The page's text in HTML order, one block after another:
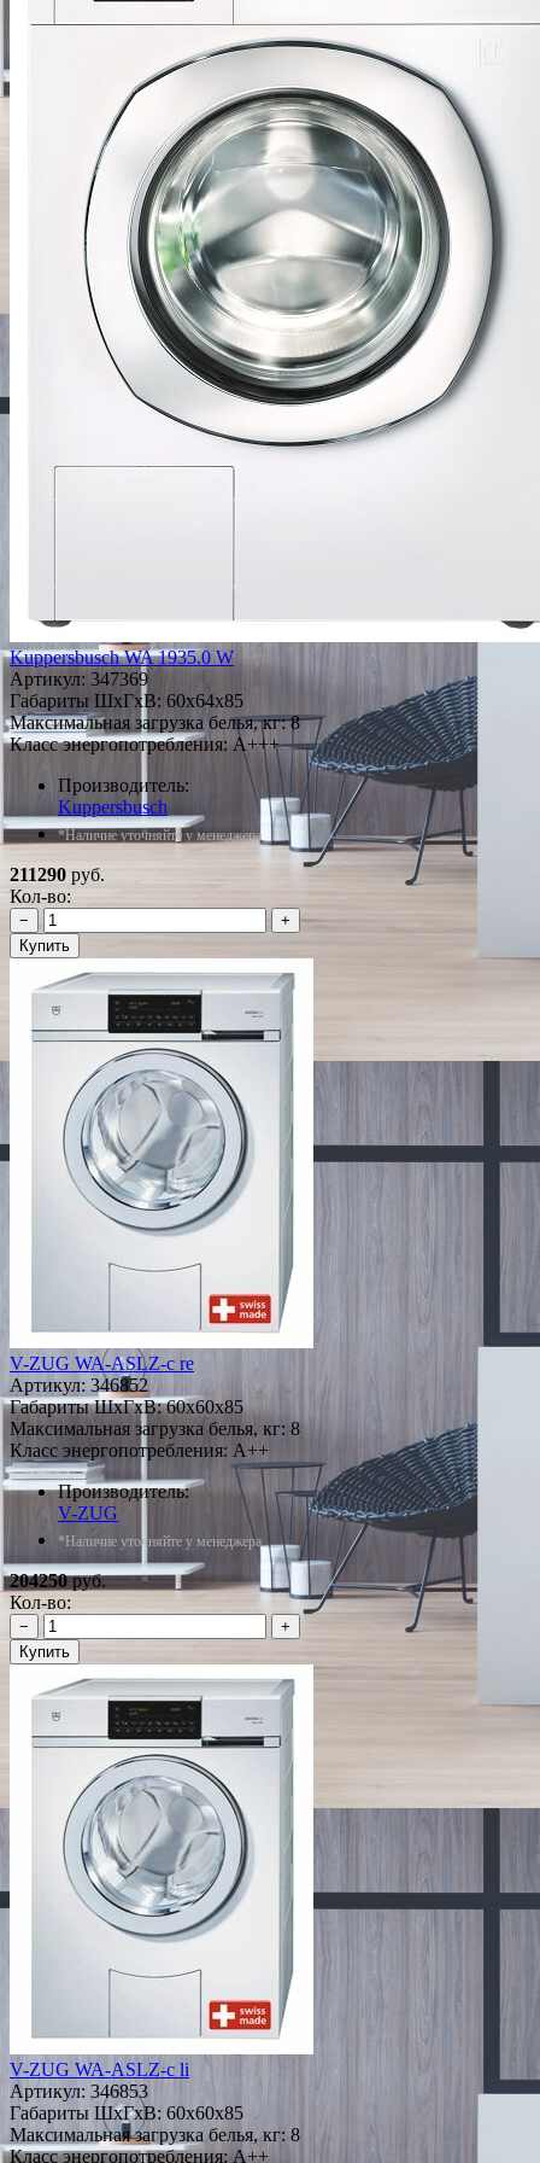
Kuppersbusch WA 1935.0 W
Артикул: 347369
Габариты ШxГxВ: 60x64x85
Максимальная загрузка белья, кг: 8
Класс энергопотребления: A+++
Производитель:
Kuppersbusch
*Наличие уточняйте у менеджера
211290 руб.
Кол-во:
−
+
Купить
V-ZUG WA-ASLZ-c re
Артикул: 346852
Габариты ШxГxВ: 60x60x85
Максимальная загрузка белья, кг: 8
Класс энергопотребления: A++
Производитель:
V-ZUG
*Наличие уточняйте у менеджера
204250руб.
Кол-во:
−
+
Купить
V-ZUG WA-ASLZ-c li
Артикул: 346853
Габариты ШxГxВ: 60x60x85
Максимальная загрузка белья, кг: 8
Класс энергопотребления: A++